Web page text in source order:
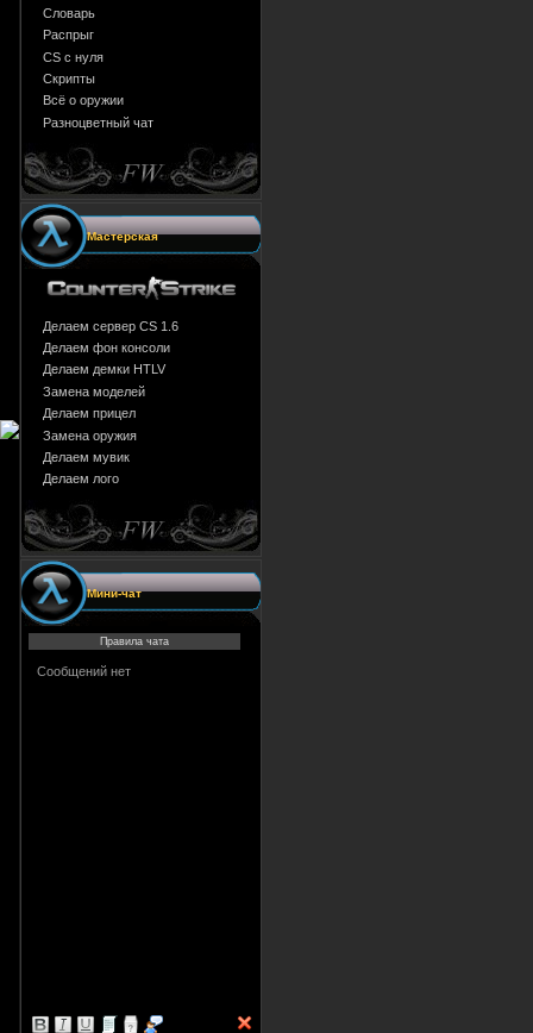
Словарь
Распрыг
CS с нуля
Скрипты
Всё о оружии
Разноцветный чат
Мастерская
Делаем сервер CS 1.6
Делаем фон консоли
Делаем демки HTLV
Замена моделей
Делаем прицел
Замена оружия
Делаем мувик
Делаем лого
Мини-чат